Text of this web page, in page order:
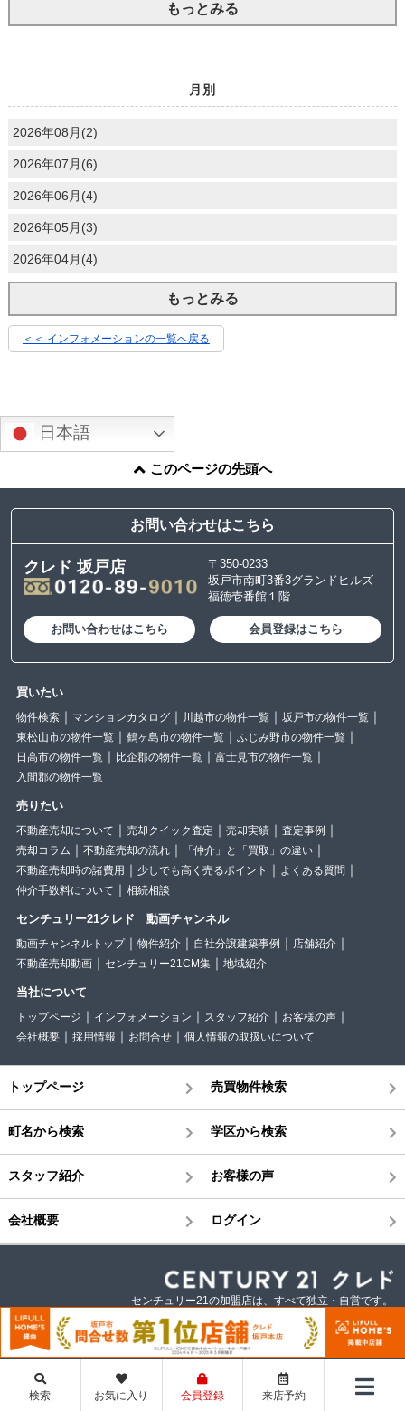
もっとみる
月別
2026年08月(2)
2026年07月(6)
2026年06月(4)
2026年05月(3)
2026年04月(4)
もっとみる
＜＜ インフォメーションの一覧へ戻る
日本語
このページの先頭へ
お問い合わせはこちら
クレド 坂戸店
〒350-0233
坂戸市南町3番3グランドヒルズ
福徳壱番館１階
お問い合わせはこちら 会員登録はこちら
買いたい
物件検索 マンションカタログ 川越市の物件一覧
坂戸市の物件一覧
東松山市の物件一覧
鶴ヶ島市の物件一覧
ふじみ野市の物件一覧
日高市の物件一覧
比企郡の物件一覧
富士見市の物件一覧
入間郡の物件一覧
売りたい
不動産売却について 売却クイック査定 売却実績
査定事例
売却コラム
不動産売却の流れ
「仲介」と「買取」の違い
不動産売却時の諸費用
少しでも高く売るポイント
よくある質問
仲介手数料について
相続相談
センチュリー21クレド 動画チャンネル
動画チャンネルトップ 物件紹介 自社分譲建築事例
店舗紹介
不動産売却動画
センチュリー21CM集 地域紹介
当社について
トップページ インフォメーション スタッフ紹介
お客様の声
会社概要
採用情報 お問合せ 個人情報の取扱いについて
トップページ 売買物件検索
町名から検索 学区から検索
スタッフ紹介 お客様の声
会社概要 ログイン
センチュリー21の加盟店は、すべて独立・自営です。
©株式会社クレド
検索 お気に入り 会員登録 来店予約